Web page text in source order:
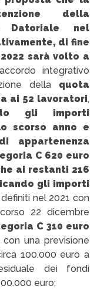
della
Datoriale nel
di fine
sarà volto a
integrativo
della quota
ai 52 lavoratori,
gli importi
scorso anno e
appartenenza
C 620 euro
ai restanti 216
gli importi
nel 2021 con
22 dicembre
C 310 euro
una previsione
100.000 euro a
dei fondi
euro;